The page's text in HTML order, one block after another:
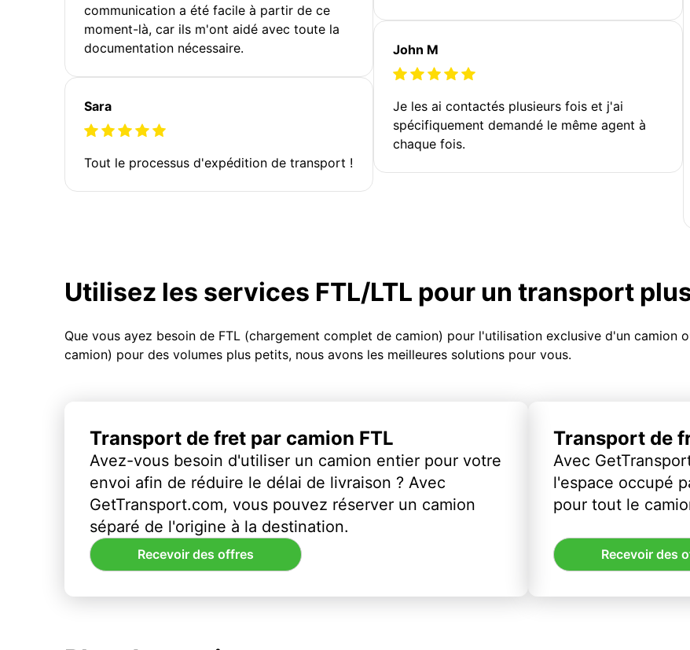
communication a été facile à partir de ce
moment-là, car ils m'ont aidé avec toute la
documentation nécessaire.
Sara
Tout le processus d'expédition de transport !
John M
Je les ai contactés plusieurs fois et j'ai
spécifiquement demandé le même agent à
chaque fois.
Utilisez les services FTL/LTL pour un transport
Que vous ayez besoin de FTL (chargement complet de camion) pour l'utilisation exclusive d'un camion
camion) pour des volumes plus petits, nous avons les meilleures solutions pour vous.
Transport de fret par camion FTL
Avez-vous besoin d'utiliser un camion entier pour votre
envoi afin de réduire le délai de livraison ? Avec
GetTransport.com, vous pouvez réserver un camion
séparé de l'origine à la destination.
Recevoir des offres
Transport de
Avec
l'espace occupé
pour tout le
Recevoir des